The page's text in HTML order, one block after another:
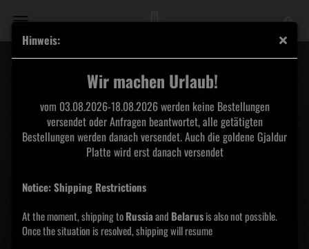
Hinweis:
Wir machen Urlaub!
vom 03.08.2026-18.08.2026 werden keine Bestellungen
versendet oder Anfragen beantwortet, alle getätigten
Bestellungen werden danach versendet. Auch die goldene Gjaldur
Platte wird erst danach versendet
Notice: Shipping Restrictions
At the moment, shipping toRussiaand Belarusis also not possible.
Once the situation is resolved, shipping will resume